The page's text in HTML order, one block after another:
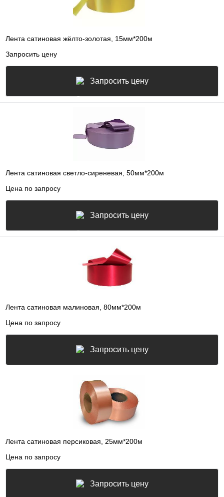
Лента сатиновая жёлто-золотая, 15мм*200м
Запросить цену
Запросить цену
Лента сатиновая светло-сиреневая, 50мм*200м
Цена по запросу
Запросить цену
Лента сатиновая малиновая, 80мм*200м
Цена по запросу
Запросить цену
Лента сатиновая персиковая, 25мм*200м
Цена по запросу
Запросить цену